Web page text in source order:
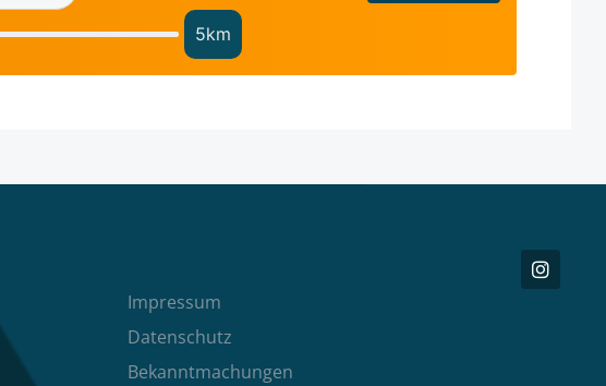
5km
Impressum
Datenschutz
Bekanntmachungen